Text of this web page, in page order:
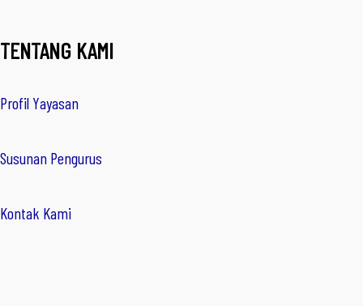
TENTANG KAMI
Profil Yayasan
Susunan Pengurus
Kontak Kami